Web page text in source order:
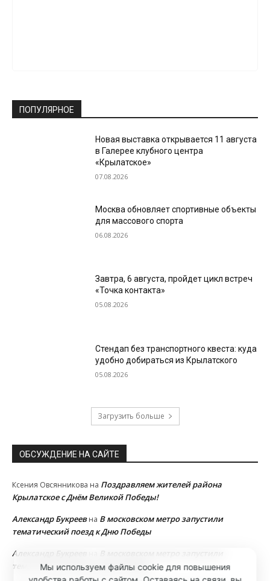
ПОПУЛЯРНОЕ
Новая выставка открывается 11 августа
в Галерее клубного центра
«Крылатское»
07.08.2026
Москва обновляет спортивные объекты
для массового спорта
06.08.2026
Завтра, 6 августа, пройдет цикл встреч
«Точка контакта»
05.08.2026
Стендап без транспортного квеста: куда
удобно добираться из Крылатского
05.08.2026
Загрузить больше
ОБСУЖДЕНИЕ НА САЙТЕ
Ксения Овсянникова на Поздравляем жителей района
Крылатское с Днём Великой Победы!
Александр Букреевна В московском метро запустили
тематический поезд к Дню Победы
Александр Букреев
В московском метро запустили
тематический поезд к Дню Победы
Мы используем файлы cookie для повышения